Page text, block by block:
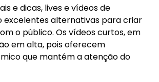
e dicas, lives e vídeos de
excelentes alternativas para criar
o público. Os vídeos curtos, em
em alta, pois oferecem
que mantém a atenção do